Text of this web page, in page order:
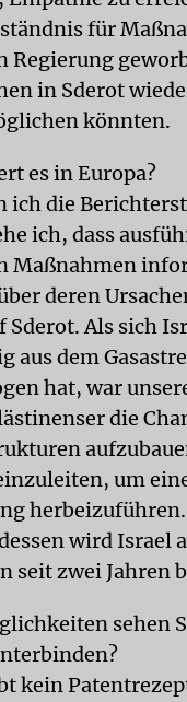
für
Regierung
in Sderot
könnten.
es in Europa?
ich die
ich, dass
Maßnahmen
deren
Sderot. Als sich
aus dem
hat, war
die
um
wird Israel
seit zwei Jahren
sehen
kein